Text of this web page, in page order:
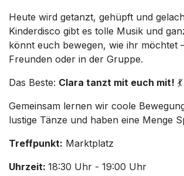
Heute wird getanzt, gehüpft und
Kinderdisco gibt es tolle Musik und
könnt euch bewegen, wie ihr möchtet
Freunden oder in der Gruppe.
Das Beste: Clara tanzt mit euch mit! 💃
Gemeinsam lernen wir coole
lustige Tänze und haben eine Menge
Treffpunkt: Marktplatz
Uhrzeit: 18:30 Uhr - 19:00 Uhr